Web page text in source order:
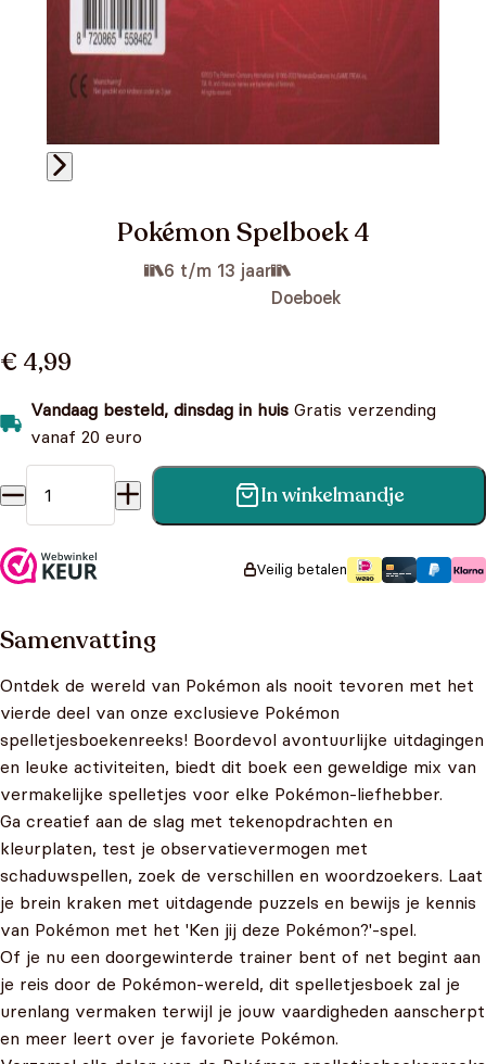
Pokémon Spelboek 4
6 t/m 13 jaar
Doeboek
€ 4,99
Vandaag besteld, dinsdag in huis Gratis verzending
vanaf 20 euro
Pokémon Spelboek 4 aantal In winkelmandje
Veilig betalen
Samenvatting
Ontdek de wereld van Pokémon als nooit tevoren met het
vierde deel van onze exclusieve Pokémon
spelletjesboekenreeks! Boordevol avontuurlijke uitdagingen
en leuke activiteiten, biedt dit boek een geweldige mix van
vermakelijke spelletjes voor elke Pokémon-liefhebber.
Ga creatief aan de slag met tekenopdrachten en
kleurplaten, test je observatievermogen met
schaduwspellen, zoek de verschillen en woordzoekers. Laat
je brein kraken met uitdagende puzzels en bewijs je kennis
van Pokémon met het 'Ken jij deze Pokémon?'-spel.
Of je nu een doorgewinterde trainer bent of net begint aan
je reis door de Pokémon-wereld, dit spelletjesboek zal je
urenlang vermaken terwijl je jouw vaardigheden aanscherpt
en meer leert over je favoriete Pokémon.